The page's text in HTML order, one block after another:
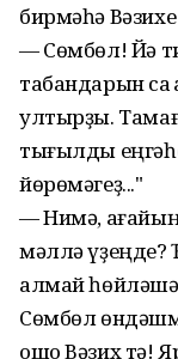
бирмәһә
— Сөмбөл! Йә
табандарын
ултырҙы.
тығылды
йөрөмәгеҙ..."
— Нимә,
мәллә үҙеңде?
алмай
Сөмбөл
ошо Вәзих тә!